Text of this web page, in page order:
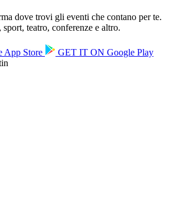
dove trovi gli eventi che contano per te.
teatro, conferenze e altro.
App Store GET IT ON Google Play